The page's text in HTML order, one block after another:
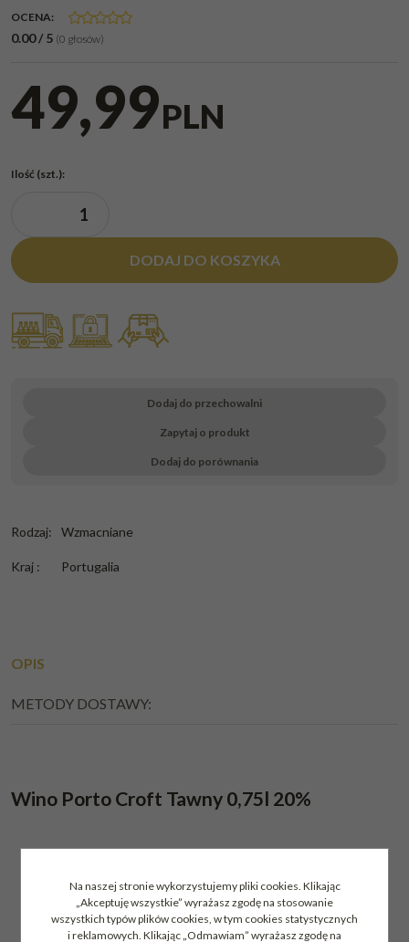
OCENA:
0.00/5 (0 głosów)
49,99PLN
Ilość (szt.):
DODAJ DO KOSZYKA
Dodaj do przechowalni
Zapytaj o produkt
Dodaj do porównania
Rodzaj: Wzmacniane
Kraj : Portugalia
OPIS
METODY DOSTAWY:
Wino Porto Croft Tawny 0,75l 20%
Na naszej stronie wykorzystujemy pliki cookies. Klikając
„Akceptuję wszystkie” wyrażasz zgodę na stosowanie
wszystkich typów plików cookies, w tym cookies statystycznych
i reklamowych. Klikając „Odmawiam” wyrażasz zgodę na